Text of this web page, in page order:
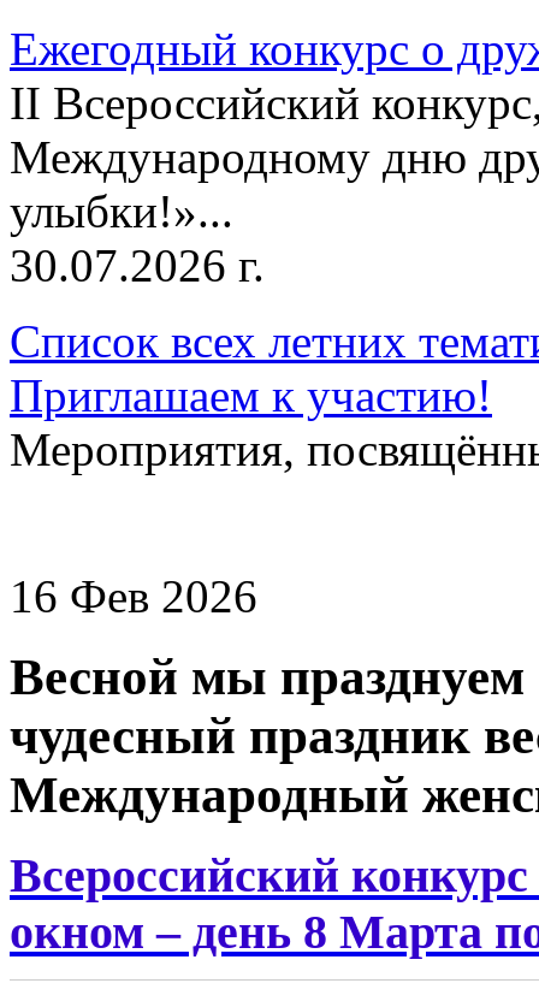
Ежегодный конкурс о
II Всероссийский
Международному дню
улыбки!»...
30.07.2026 г.
Список всех летних
Приглашаем к участию!
Мероприятия,
16 Фев 2026
Весной мы
чудесный праздник
Международный
Всероссийский
окном – день 8 Марта